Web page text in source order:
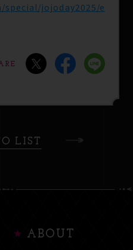
jojoday2025/e
LIST
ABOUT